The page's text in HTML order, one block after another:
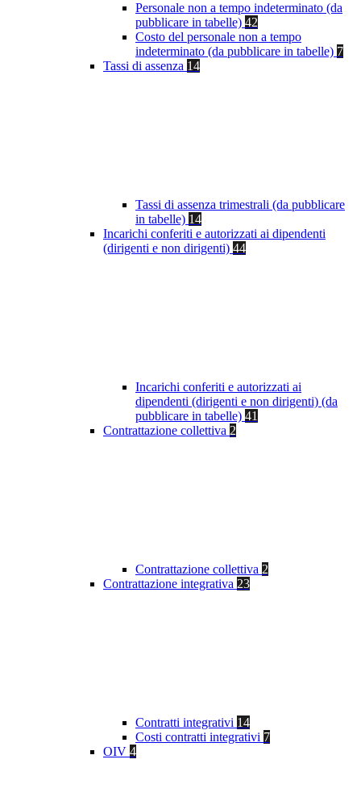
Personale non a tempo indeterminato (da
pubblicare in tabelle) 42
Costo del personale non a tempo
indeterminato (da pubblicare in tabelle) 7
Tassi di assenza 14
Tassi di assenza trimestrali (da pubblicare
in tabelle) 14
Incarichi conferiti e autorizzati ai dipendenti
(dirigenti e non dirigenti) 44
Incarichi conferiti e autorizzati ai
dipendenti (dirigenti e non dirigenti) (da
pubblicare in tabelle) 41
Contrattazione collettiva 2
Contrattazione collettiva 2
Contrattazione integrativa 23
Contratti integrativi 14
Costi contratti integrativi 7
OIV 4